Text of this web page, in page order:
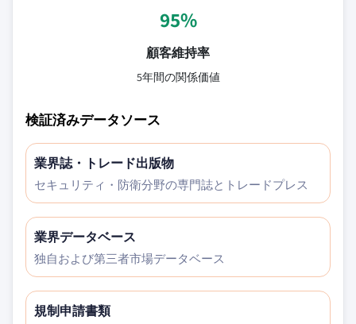
95%
顧客維持率
5年間の関係価値
検証済みデータソース
業界誌・トレード出版物
セキュリティ・防衛分野の専門誌とトレードプレス
業界データベース
独自および第三者市場データベース
規制申請書類